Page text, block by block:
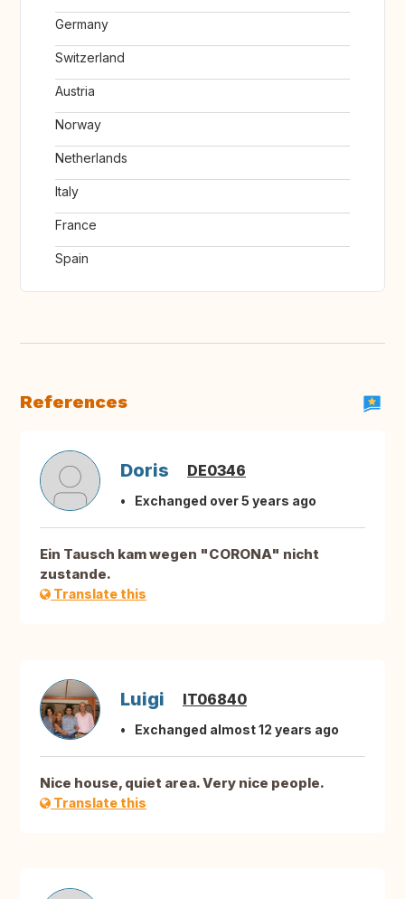
Germany
Switzerland
Austria
Norway
Netherlands
Italy
France
Spain
References
Doris DE0346
Exchanged over 5 years ago
Ein Tausch kam wegen "CORONA" nicht
zustande.
Translate this
Luigi IT06840
Exchanged almost 12 years ago
Nice house, quiet area. Very nice people.
Translate this